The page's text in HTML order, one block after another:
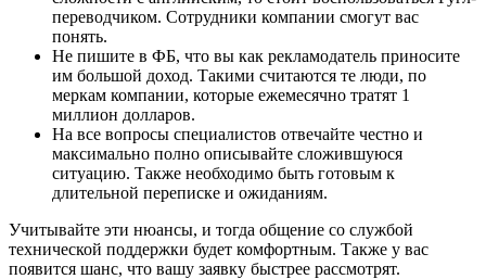
переводчиком. Сотрудники компании смогут вас
понять.
Не пишите в ФБ, что вы как рекламодатель приносите
им большой доход. Такими считаются те люди, по
меркам компании, которые ежемесячно тратят 1
миллион долларов.
На все вопросы специалистов отвечайте честно и
максимально полно описывайте сложившуюся
ситуацию. Также необходимо быть готовым к
длительной переписке и ожиданиям.
Учитывайте эти нюансы, и тогда общение со службой
технической поддержки будет комфортным. Также у вас
появится шанс, что вашу заявку быстрее рассмотрят.